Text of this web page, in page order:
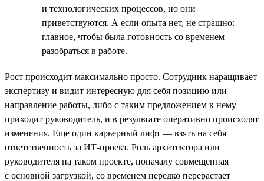
и технологических процессов, но они
приветствуются. А если опыта нет, не страшно:
главное, чтобы была готовность со временем
разобраться в работе.
Рост происходит максимально просто. Сотрудник наращивает
экспертизу и видит интересную для себя позицию или
направление работы, либо с таким предложением к нему
приходит руководитель, и в результате оперативно происходят
изменения. Еще один карьерный лифт — взять на себя
ответственность за ИТ-проект. Роль архитектора или
руководителя на таком проекте, поначалу совмещенная
с основной загрузкой, со временем нередко перерастает